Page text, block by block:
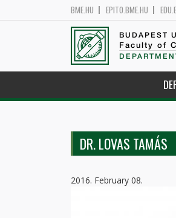
BME.HU EPITO.BME.HU
BUDAPEST
Faculty of
DR. LOVAS TAMÁS
2016. February 08.